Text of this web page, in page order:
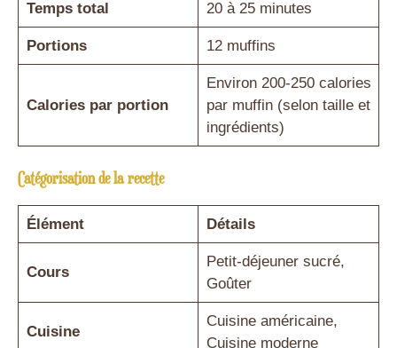
Temps total 20 à 25 minutes
Portions 12 muffins
Calories par portion
Environ 200-250 calories
par muffin (selon taille et
ingrédients)
Catégorisation de la recette
Élément Détails
Cours
Petit-déjeuner sucré,
Goûter
Cuisine
Cuisine américaine,
Cuisine moderne